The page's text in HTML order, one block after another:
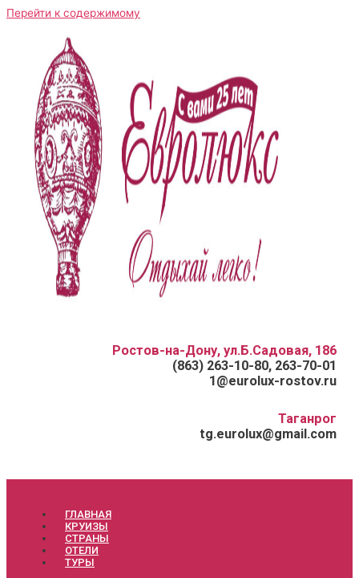
Перейти к содержимому
Ростов-на-Дону, ул.Б.Садовая, 186
(863) 263-10-80, 263-70-01
1@eurolux-rostov.ru
Таганрог
tg.eurolux@gmail.com
ГЛАВНАЯ
КРУИЗЫ
СТРАНЫ
ОТЕЛИ
ТУРЫ